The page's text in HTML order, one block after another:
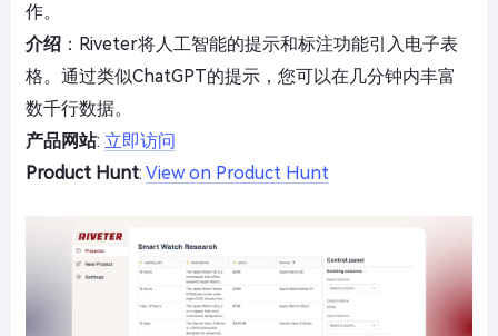
作。
介绍 ：Riveter将人工智能的提示和标注功能引入电子表
格。通过类似ChatGPT的提示，您可以在几分钟内丰富
数千行数据。
产品网站: 立即访问
Product Hunt: View on Product Hunt